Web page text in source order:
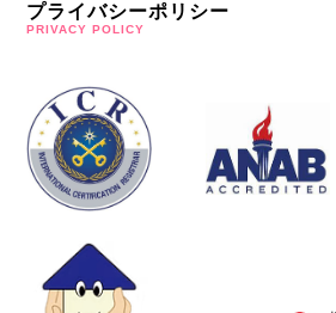
プライバシーポリシー
PRIVACY POLICY